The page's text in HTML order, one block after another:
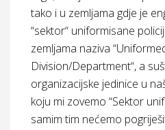
tako i u zemljama gdje je
“sektor“ uniformisane
zemljama naziva
Division/Department“, a
organizacijske jedinice u
koju mi zovemo “Sektor
samim tim nećemo